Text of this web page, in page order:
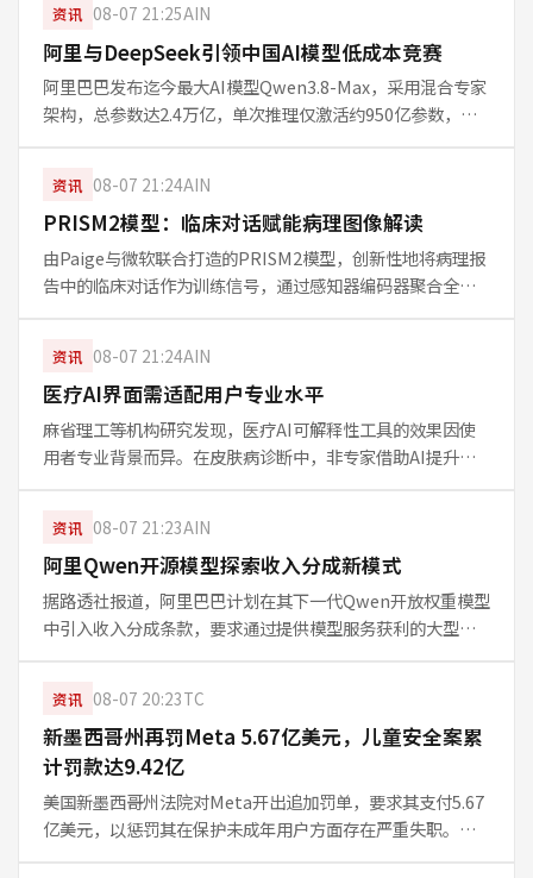
治理策略
资讯 08-07 21:25AIN
阿里与DeepSeek引领中国AI模型低成本竞赛
阿里巴巴发布迄今最大AI模型Qwen3.8-Max，采用混合专家
架构，总参数达2.4万亿，单次推理仅激活约950亿参数，兼
资讯 08-07 21:24AIN
PRISM2模型：临床对话赋能病理图像解读
由Paige与微软联合打造的PRISM2模型，创新性地将病理报
告中的临床对话作为训练信号，通过感知器编码器聚合全玻
做像素分类的
资讯 08-07 21:24AIN
医疗AI界面需适配用户专业水平
麻省理工等机构研究发现，医疗AI可解释性工具的效果因使
用者专业背景而异。在皮肤病诊断中，非专家借助AI提升准
资讯 08-07 21:23AIN
阿里Qwen开源模型探索收入分成新模式
据路透社报道，阿里巴巴计划在其下一代Qwen开放权重模型
中引入收入分成条款，要求通过提供模型服务获利的大型企
目前具体分成比例尚未披露。
资讯 08-07 20:23TC
新墨西哥州再罚Meta 5.67亿美元，儿童安全案累
计罚款达9.42亿
美国新墨西哥州法院对Meta开出追加罚单，要求其支付5.67
亿美元，以惩罚其在保护未成年用户方面存在严重失职。加